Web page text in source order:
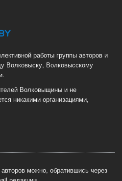
работы группы авторов и
Волковыску, Волковысскому
Волковыщины и не
никакими организациями,
можно, обратившись через